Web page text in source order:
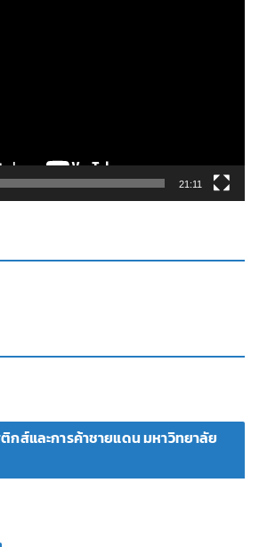
21:11
กส์และการค้าชายแดน มหาวิทยาลัย